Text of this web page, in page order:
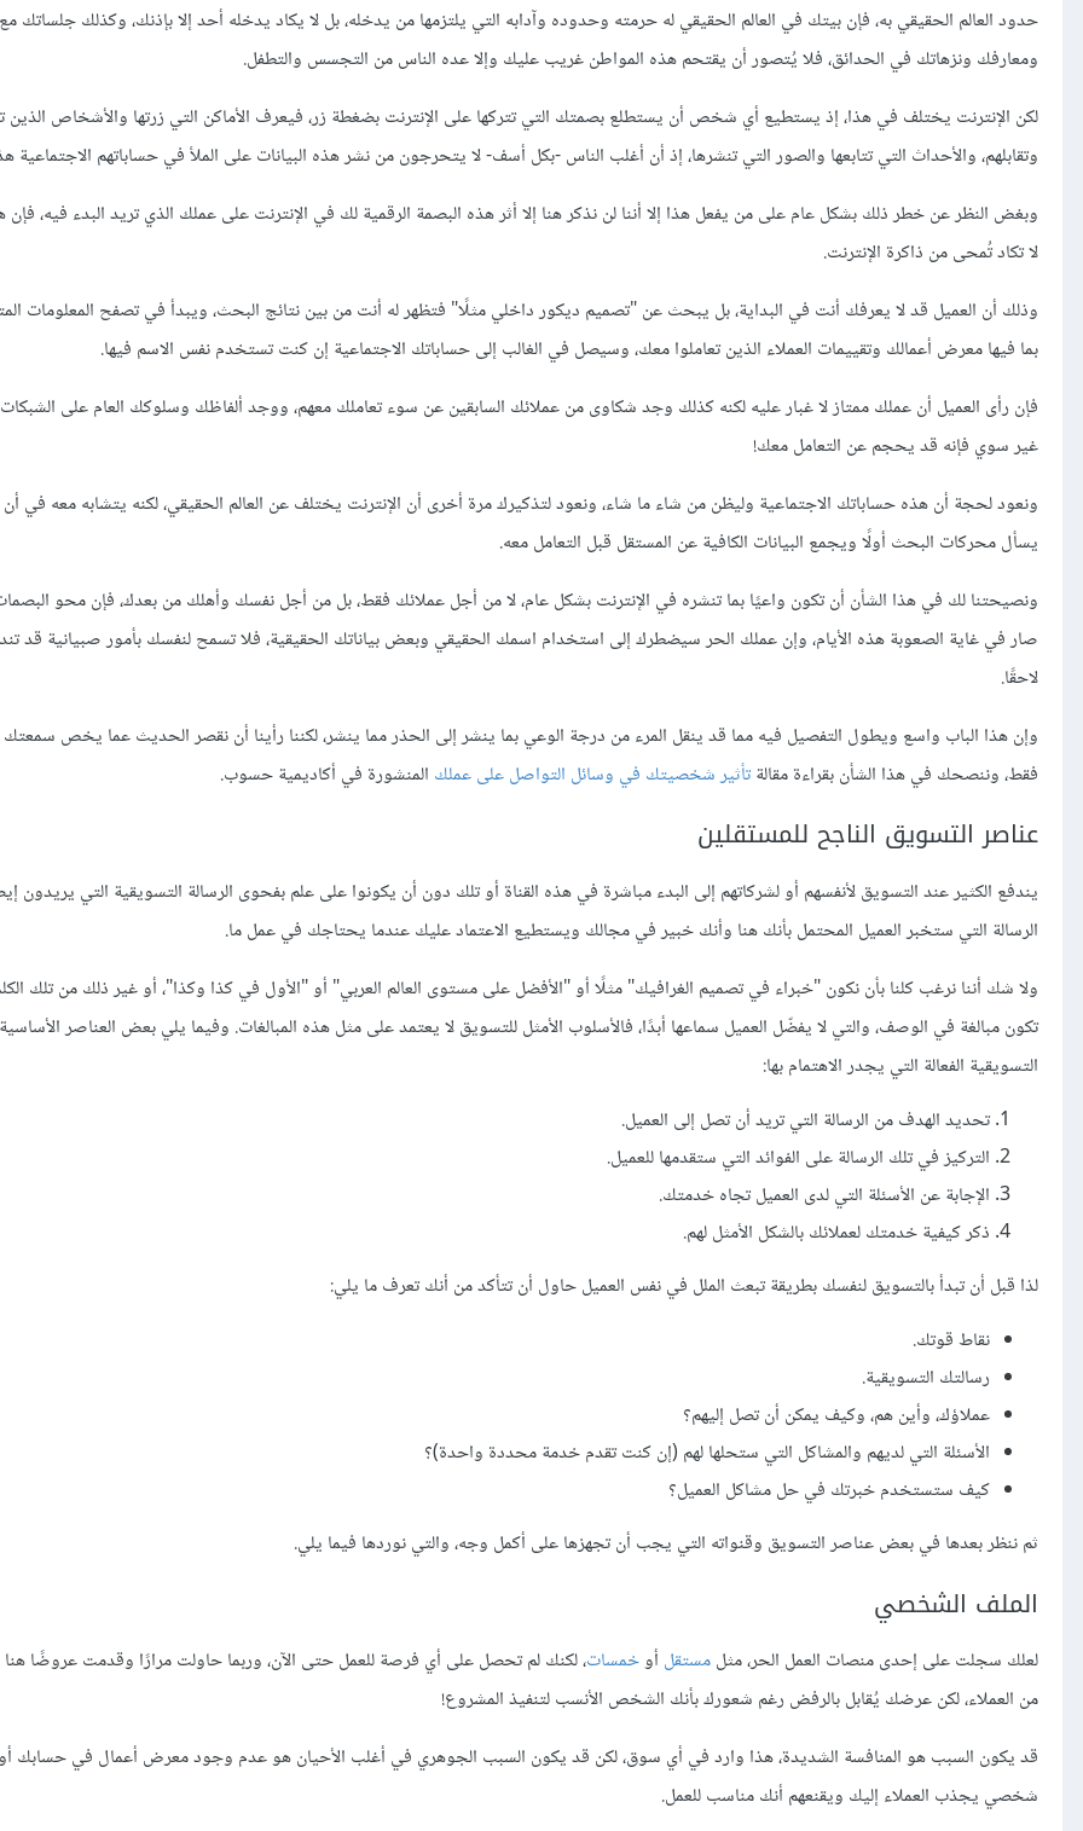
حدود العالم الحقيقي به، فإن بيتك في العالم الحقيقي له حرمته وحدوده وآدابه التي يلتزمها من يدخله، بل لا يكاد يدخله أحد إلا بإذنك، وكذلك جلساتك
ومعارفك ونزهاتك في الحدائق، فلا يُتصور أن يقتحم هذه المواطن غريب عليك وإلا عده الناس من التجسس والتطفل.
لكن الإنترنت يختلف في هذا، إذ يستطيع أي شخص أن يستطلع بصمتك التي تتركها على الإنترنت بضغطة زر، فيعرف الأماكن التي زرتها والأشخاص الذين
وتقابلهم، والأحداث التي تتابعها والصور التي تنشرها، إذ أن أغلب الناس -بكل أسف- لا يتحرجون من نشر هذه البيانات على الملأ في حساباتهم الاجتماعية
وبغض النظر عن خطر ذلك بشكل عام على من يفعل هذا إلا أننا لن نذكر هنا إلا أثر هذه البصمة الرقمية لك في الإنترنت على عملك الذي تريد البدء فيه،
لا تكاد تُمحى من ذاكرة الإنترنت.
وذلك أن العميل قد لا يعرفك أنت في البداية، بل يبحث عن "تصميم ديكور داخلي مثلًا" فتظهر له أنت من بين نتائج البحث، ويبدأ في تصفح المعلومات
بما فيها معرض أعمالك وتقييمات العملاء الذين تعاملوا معك، وسيصل في الغالب إلى حساباتك الاجتماعية إن كنت تستخدم نفس الاسم فيها.
فإن رأى العميل أن عملك ممتاز لا غبار عليه لكنه كذلك وجد شكاوى من عملائك السابقين عن سوء تعاملك معهم، ووجد ألفاظك وسلوكك العام على الشبكات
غير سوي فإنه قد يحجم عن التعامل معك!
ونعود لحجة أن هذه حساباتك الاجتماعية وليظن من شاء ما شاء، ونعود لتذكيرك مرة أخرى أن الإنترنت يختلف عن العالم الحقيقي، لكنه يتشابه معه في أن
يسأل محركات البحث أولًا ويجمع البيانات الكافية عن المستقل قبل التعامل معه.
ونصيحتنا لك في هذا الشأن أن تكون واعيًا بما تنشره في الإنترنت بشكل عام، لا من أجل عملائك فقط، بل من أجل نفسك وأهلك من بعدك، فإن محو
صار في غاية الصعوبة هذه الأيام، وإن عملك الحر سيضطرك إلى استخدام اسمك الحقيقي وبعض بياناتك الحقيقية، فلا تسمح لنفسك بأمور صبيانية قد
لاحقًا.
وإن هذا الباب واسع ويطول التفصيل فيه مما قد ينقل المرء من درجة الوعي بما ينشر إلى الحذر مما ينشر، لكننا رأينا أن نقصر الحديث عما يخص
فقط، وننصحك في هذا الشأن بقراءة مقالةتأثير شخصيتك في وسائل التواصل على عملك المنشورة في أكاديمية حسوب.
عناصر التسويق الناجح للمستقلين
يندفع الكثير عند التسويق لأنفسهم أو لشركاتهم إلى البدء مباشرة في هذه القناة أو تلك دون أن يكونوا على علم بفحوى الرسالة التسويقية التي يريدون
الرسالة التي ستخبر العميل المحتمل بأنك هنا وأنك خبير في مجالك ويستطيع الاعتماد عليك عندما يحتاجك في عمل ما.
ولا شك أننا نرغب كلنا بأن نكون "خبراء في تصميم الغرافيك" مثلًا أو "الأفضل على مستوى العالم العربي" أو "الأول في كذا وكذا"، أو غير ذلك من تلك
تكون مبالغة في الوصف، والتي لا يفضّل العميل سماعها أبدًا، فالأسلوب الأمثل للتسويق لا يعتمد على مثل هذه المبالغات. وفيما يلي بعض العناصر الأساسية
التسويقية الفعالة التي يجدر الاهتمام بها:
تحديد الهدف من الرسالة التي تريد أن تصل إلى العميل.
التركيز في تلك الرسالة على الفوائد التي ستقدمها للعميل.
الإجابة عن الأسئلة التي لدى العميل تجاه خدمتك.
ذكر كيفية خدمتك لعملائك بالشكل الأمثل لهم.
لذا قبل أن تبدأ بالتسويق لنفسك بطريقة تبعث الملل في نفس العميل حاول أن تتأكد من أنك تعرف ما يلي:
نقاط قوتك.
رسالتك التسويقية.
عملاؤك، وأين هم، وكيف يمكن أن تصل إليهم؟
الأسئلة التي لديهم والمشاكل التي ستحلها لهم (إن كنت تقدم خدمة محددة واحدة)؟
كيف ستستخدم خبرتك في حل مشاكل العميل؟
ثم ننظر بعدها في بعض عناصر التسويق وقنواته التي يجب أن تجهزها على أكمل وجه، والتي نوردها فيما يلي.
الملف الشخصي
لعلك سجلت على إحدى منصات العمل الحر، مثلمستقل أوخمسات، لكنك لم تحصل على أي فرصة للعمل حتى الآن، وربما حاولت مرارًا وقدمت عروضًا هنا
من العملاء، لكن عرضك يُقابل بالرفض رغم شعورك بأنك الشخص الأنسب لتنفيذ المشروع!
قد يكون السبب هو المنافسة الشديدة، هذا وارد في أي سوق، لكن قد يكون السبب الجوهري في أغلب الأحيان هو عدم وجود معرض أعمال في حسابك
شخصي يجذب العملاء إليك ويقنعهم أنك مناسب للعمل.